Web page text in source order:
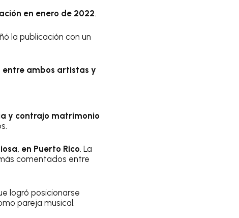
en enero de 2022.
la publicación con un
entre ambos artistas y
y contrajo matrimonio
en Puerto Rico. La
comentados entre
logró posicionarse
pareja musical.